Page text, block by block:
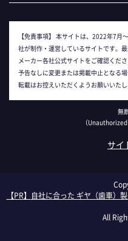
【免責事項】 本サイトは、2022年7月
社が制作・運営しているサイトです。
メーカー各社公式サイトをご確認くだ
予告なしに変更または掲載中止となる
転載はお控えいただくようお願いいたし
無
（
サイ
自社に合った ギヤ（歯車）
All